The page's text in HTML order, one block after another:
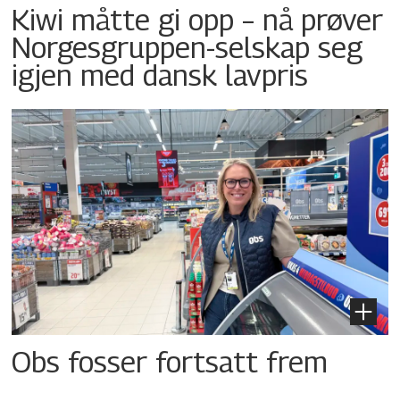
Kiwi måtte gi opp – nå prøver
Norgesgruppen-selskap seg
igjen med dansk lavpris
Obs fosser fortsatt frem